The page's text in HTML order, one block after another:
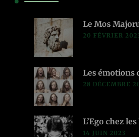
Le Mos
20 FÉVRIER
Les émotions
28 DÉCEMBRE
L’Ego chez
14 JUIN 2023